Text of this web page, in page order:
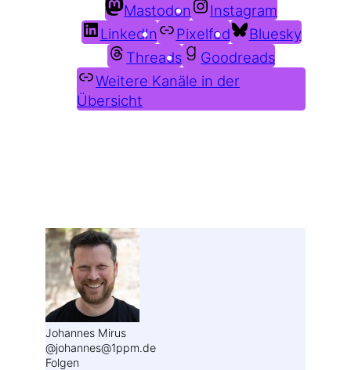
Mastodon
Instagram
LinkedIn
Pixelfed
Bluesky
Threads
Goodreads
Weitere Kanäle in der
Übersicht
Johannes Mirus
@johannes@1ppm.de
Folgen